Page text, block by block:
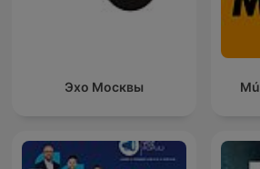
Эхо Москвы